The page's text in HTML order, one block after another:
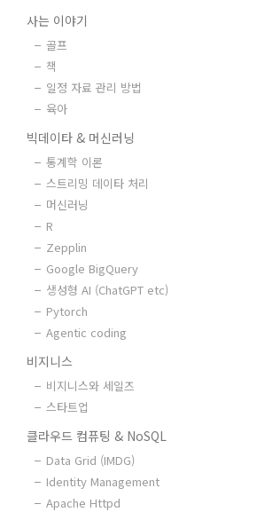
사는 이야기
골프
책
일정 자료 관리 방법
육아
빅데이타 & 머신러닝
통계학 이론
스트리밍 데이타 처리
머신러닝
R
Zepplin
Google BigQuery
생성형 AI (ChatGPT etc)
Pytorch
Agentic coding
비지니스
비지니스와 세일즈
스타트업
클라우드 컴퓨팅 & NoSQL
Data Grid (IMDG)
Identity Management
Apache Httpd